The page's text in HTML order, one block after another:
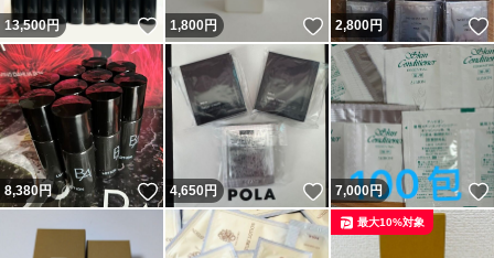
13,500円 いいね！
1,800円 いいね！
2,800円
8,380円 いいね！
4,650円 いいね！
7,000円
最大10%対象